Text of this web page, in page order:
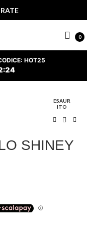
0
HOT25
:24
ESAUR
ITO
SHINEY